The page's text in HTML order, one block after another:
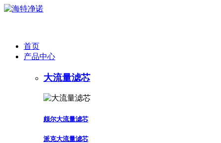
首页
产品中心
大流量滤芯
颇尔大流量滤芯
派克大流量滤芯